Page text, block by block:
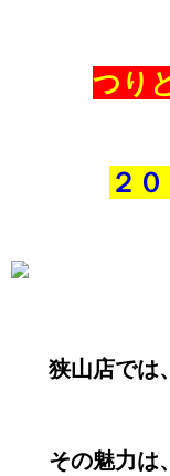
つり
２
狭山店では
その魅力は